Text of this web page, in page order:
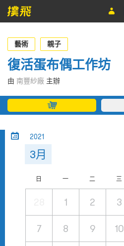
節目
主辦單位
關於撲飛
條款及細則
藝術 親子
復活蛋布偶工作坊
由 南豐紗廠 主辦
2021
3月
日 一 二 三
1 2 3
7 8 9 10